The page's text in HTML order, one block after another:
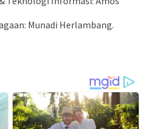
Munadi Herlambang.